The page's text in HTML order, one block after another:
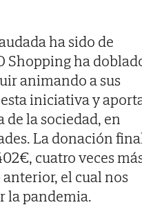
ha sido de
Shopping ha
animando a sus
iniciativa y
de la sociedad, en
La donación
cuatro veces
el cual nos
la pandemia.